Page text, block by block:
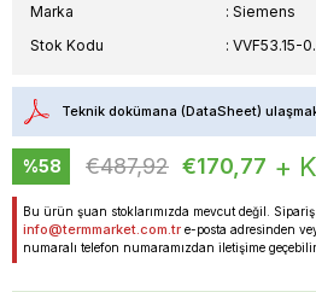
Marka : Siemens
Stok Kodu
VVF53.15-
Teknik dokümana (DataSheet)
%58
İndirim
€487,92 €170,77 +
Bu ürün şuan stoklarımızda mevcut değil.
info@termmarket.com.tr e-posta adresinden
numaralı telefon numaramızdan iletişime